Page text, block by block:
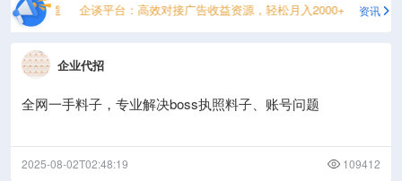
接单渠道 企谈平台：高效对接广告收益资源，轻松月入2000+ 2026高
资讯
企业代招
全网一手料子，专业解决boss执照料子、账号问题
2025-08-02T02:48:19 109412